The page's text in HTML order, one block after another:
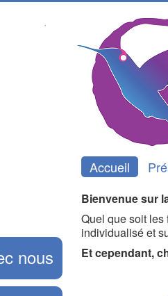
nous
Accueil
Bienvenue sur
Quel que soit les
individualisé et
Et cependant,